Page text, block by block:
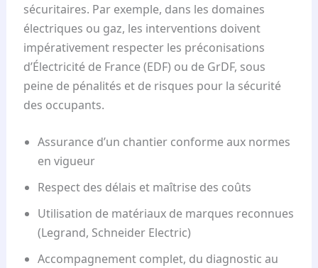
sécuritaires. Par exemple, dans les domaines
électriques ou gaz, les interventions doivent
impérativement respecter les préconisations
d’Électricité de France (EDF) ou de GrDF, sous
peine de pénalités et de risques pour la sécurité
des occupants.
Assurance d’un chantier conforme aux normes
en vigueur
Respect des délais et maîtrise des coûts
Utilisation de matériaux de marques reconnues
(Legrand, Schneider Electric)
Accompagnement complet, du diagnostic au